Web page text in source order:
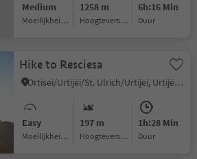
Medium
Moeilijkheidsgraad
1258 m
Hoogteverschil
6h:16 Min
Duur
Hike to Resciesa
Ortisei/Urtijëi/St. Ulrich/Urtijëi, Urtijëi/Ortisei, Dolomites Region Val Gardena
Easy
Moeilijkheidsgraad
197 m
Hoogteverschil
1h:28 Min
Duur